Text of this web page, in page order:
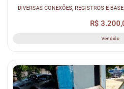
DIVERSAS CONEXÕES, REGISTROS E
R$
Vendido